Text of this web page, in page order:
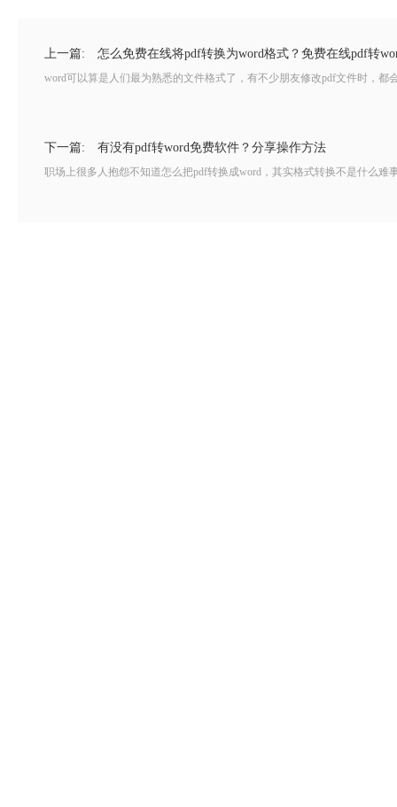
上一篇: 怎么免费在线将pdf转换为word格式？免费在线pdf转
word可以算是人们最为熟悉的文件格式了，有不少朋友修改pdf文件时，
下一篇: 有没有pdf转word免费软件？分享操作方法
职场上很多人抱怨不知道怎么把pdf转换成word，其实格式转换不是什么